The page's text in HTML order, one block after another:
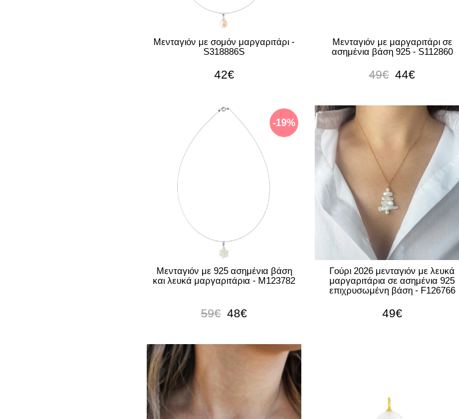
Μενταγιόν με σομόν μαργαριτάρι -
S318886S
42€
Μενταγιόν με μαργαριτάρι σε
ασημένια βάση 925 - S112860
49€ 44€
-19%
Μενταγιόν με 925 ασημένια βάση
και λευκά μαργαριτάρια - M123782
59€ 48€
Γούρι 2026 μενταγιόν με λευκά
μαργαριτάρια σε ασημένια 925
επιχρυσωμένη βάση - F126766
49€